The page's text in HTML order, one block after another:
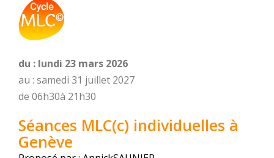
du : lundi 23 mars 2026
au : samedi 31 juillet 2027
de 06h30à 21h30
Séances MLC(c) individuelles à
Genève